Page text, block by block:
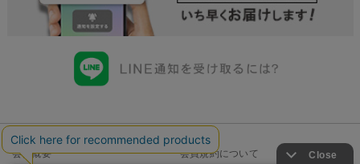
会社概要 会員規約について